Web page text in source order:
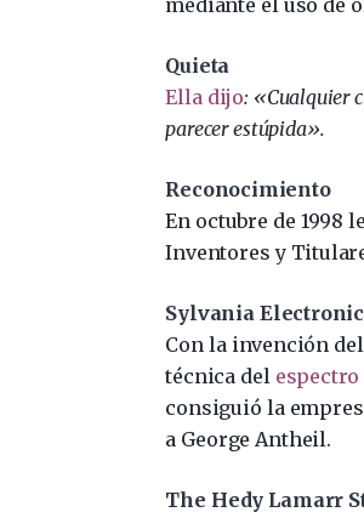
mediante el uso de
Quieta
Ella dijo: «Cualquier
parecer estúpida».
Reconocimiento
En octubre de 1998
Inventores y
Sylvania
Con la invención
técnica del
consiguió la
a George Antheil.
The Hedy Lamarr